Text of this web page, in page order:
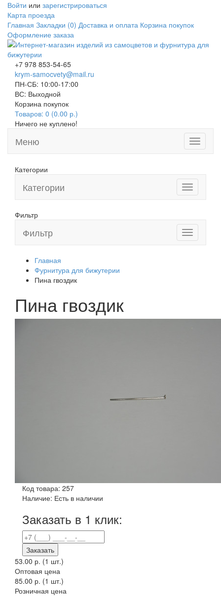
Войти или зарегистрироваться
Карта проезда
Главная Закладки (0) Доставка и оплата Корзина покупок
Оформление заказа
+7 978 853-54-65
krym-samocvety@mail.ru
ПН-СБ: 10:00-17:00
ВС: Выходной
Корзина покупок
Товаров: 0 (0.00 р.)
Ничего не куплено!
Toggle
Меню
Категории
Toggle
navigation
Категории
Фильтр
Toggle
navigation
Фильтр
Главная
Фурнитура для бижутерии
Пина гвоздик
Пина гвоздик
Код товара: 257
Наличие: Есть в наличии
Заказать в 1 клик:
Заказать
53.00 р. (1 шт.)
Оптовая цена
85.00 р. (1 шт.)
Розничная цена